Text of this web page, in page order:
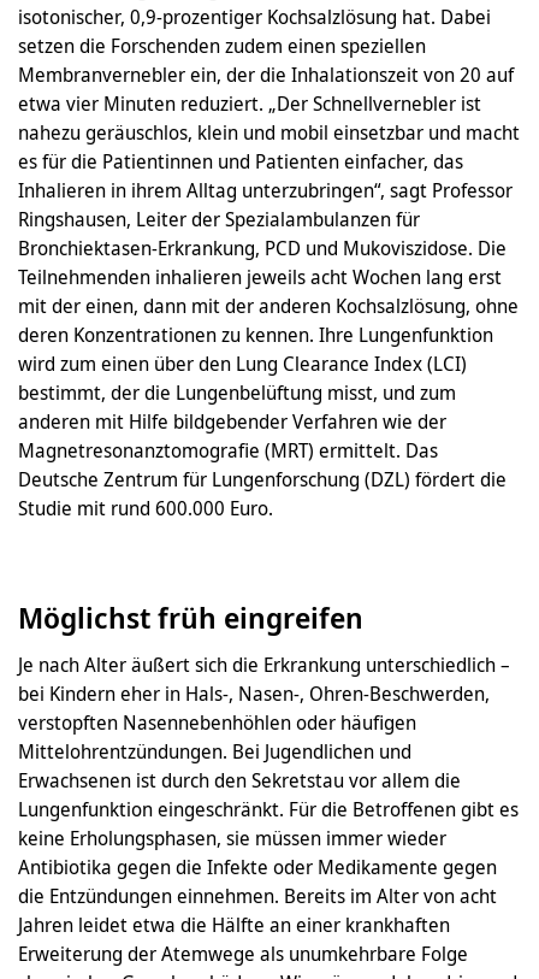
isotonischer, 0,9-prozentiger Kochsalzlösung hat. Dabei
setzen die Forschenden zudem einen speziellen
Membranvernebler ein, der die Inhalationszeit von 20 auf
etwa vier Minuten reduziert. „Der Schnellvernebler ist
nahezu geräuschlos, klein und mobil einsetzbar und macht
es für die Patientinnen und Patienten einfacher, das
Inhalieren in ihrem Alltag unterzubringen“, sagt Professor
Ringshausen, Leiter der Spezialambulanzen für
Bronchiektasen-Erkrankung, PCD und Mukoviszidose. Die
Teilnehmenden inhalieren jeweils acht Wochen lang erst
mit der einen, dann mit der anderen Kochsalzlösung, ohne
deren Konzentrationen zu kennen. Ihre Lungenfunktion
wird zum einen über den Lung Clearance Index (LCI)
bestimmt, der die Lungenbelüftung misst, und zum
anderen mit Hilfe bildgebender Verfahren wie der
Magnetresonanztomografie (MRT) ermittelt. Das
Deutsche Zentrum für Lungenforschung (DZL) fördert die
Studie mit rund 600.000 Euro.
Möglichst früh eingreifen
Je nach Alter äußert sich die Erkrankung unterschiedlich –
bei Kindern eher in Hals-, Nasen-, Ohren-Beschwerden,
verstopften Nasennebenhöhlen oder häufigen
Mittelohrentzündungen. Bei Jugendlichen und
Erwachsenen ist durch den Sekretstau vor allem die
Lungenfunktion eingeschränkt. Für die Betroffenen gibt es
keine Erholungsphasen, sie müssen immer wieder
Antibiotika gegen die Infekte oder Medikamente gegen
die Entzündungen einnehmen. Bereits im Alter von acht
Jahren leidet etwa die Hälfte an einer krankhaften
Erweiterung der Atemwege als unumkehrbare Folge